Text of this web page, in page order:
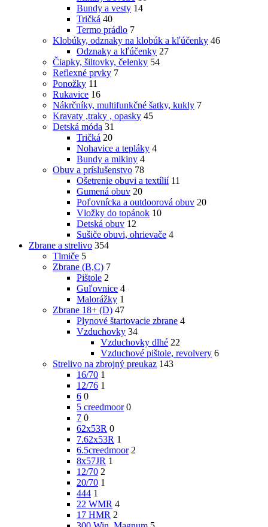
Bundy a vesty 14
Tričká 40
Termo prádlo 7
Klobúky, odznaky na klobúk a kľúčenky 46
Odznaky a kľúčenky 27
Čiapky, šiltovky, čelenky 54
Reflexné prvky 7
Ponožky 11
Rukavice 16
Nákrčníky, multifunkčné šatky, kukly 7
Kravaty ,traky , opasky 45
Detská móda 31
Tričká 20
Nohavice a tepláky 4
Bundy a mikiny 4
Obuv a príslušenstvo 78
Ošetrenie obuvi a textílií 11
Gumená obuv 20
Poľovnícka a outdoorová obuv 20
Vložky do topánok 10
Detská obuv 12
Sušiče obuvi, ohrievače 4
Zbrane a strelivo 354
Tlmiče 5
Zbrane (B,C) 7
Pištole 2
Guľovnice 4
Malorážky 1
Zbrane 18+ (D) 47
Plynové štartovacie zbrane 4
Vzduchovky 34
Vzduchovky dlhé 22
Vzduchové pištole, revolvery 6
Strelivo na zbrojný preukaz 143
16/70 1
12/76 1
6 0
5 creedmoor 0
7 0
62x53R 0
7.62x53R 1
6.5creedmoor 2
8x57JR 1
12/70 2
20/70 1
444 1
22 WMR 4
17 HMR 2